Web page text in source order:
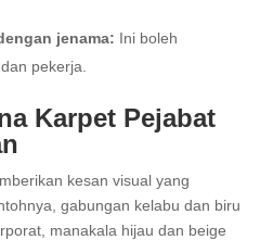
jenama: Ini boleh
pekerja.
Karpet Pejabat
kesan visual yang
gabungan kelabu dan biru
manakala hijau dan beige